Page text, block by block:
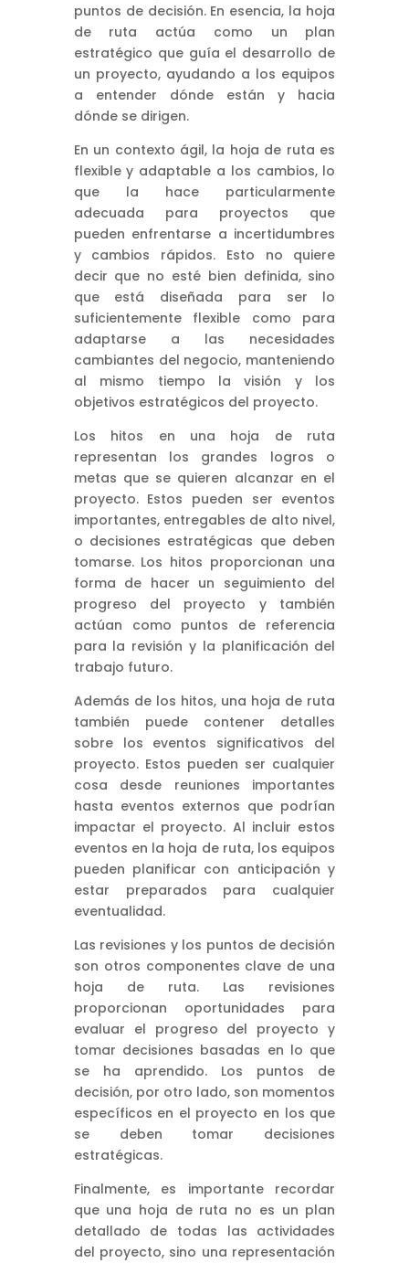
puntos de decisión. En esencia, la hoja
de ruta actúa como un plan
estratégico que guía el desarrollo de
un proyecto, ayudando a los equipos
a entender dónde están y hacia
dónde se dirigen.
En un contexto ágil, la hoja de ruta es
flexible y adaptable a los cambios, lo
que la hace particularmente
adecuada para proyectos que
pueden enfrentarse a incertidumbres
y cambios rápidos. Esto no quiere
decir que no esté bien definida, sino
que está diseñada para ser lo
suficientemente flexible como para
adaptarse a las necesidades
cambiantes del negocio, manteniendo
al mismo tiempo la visión y los
objetivos estratégicos del proyecto.
Los hitos en una hoja de ruta
representan los grandes logros o
metas que se quieren alcanzar en el
proyecto. Estos pueden ser eventos
importantes, entregables de alto nivel,
o decisiones estratégicas que deben
tomarse. Los hitos proporcionan una
forma de hacer un seguimiento del
progreso del proyecto y también
actúan como puntos de referencia
para la revisión y la planificación del
trabajo futuro.
Además de los hitos, una hoja de ruta
también puede contener detalles
sobre los eventos significativos del
proyecto. Estos pueden ser cualquier
cosa desde reuniones importantes
hasta eventos externos que podrían
impactar el proyecto. Al incluir estos
eventos en la hoja de ruta, los equipos
pueden planificar con anticipación y
estar preparados para cualquier
eventualidad.
Las revisiones y los puntos de decisión
son otros componentes clave de una
hoja de ruta. Las revisiones
proporcionan oportunidades para
evaluar el progreso del proyecto y
tomar decisiones basadas en lo que
se ha aprendido. Los puntos de
decisión, por otro lado, son momentos
específicos en el proyecto en los que
se deben tomar decisiones
estratégicas.
Finalmente, es importante recordar
que una hoja de ruta no es un plan
detallado de todas las actividades
del proyecto, sino una representación